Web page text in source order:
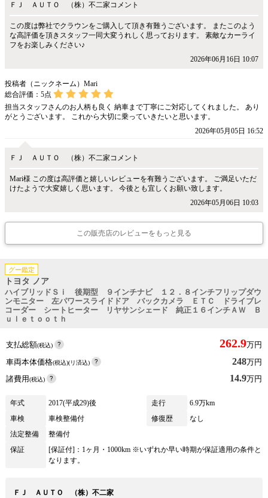
ＦＪ ＡＵＴＯ （株）不二家コメント
この度は弊社でクラウンをご購入して頂き有難うございます。 またこのよう
な高評価を頂きスタッフ一同大変うれしく思っております。 素敵なカーライ
フをお楽しみください♪
2026年06月16日 10:07
投稿者（ニックネーム）Mari
総合評価： 5点
担当スタッフさんのお人柄も良く 納車まで丁寧にご対応してくれました。 あり
がとうございます。 これから大切に乗っていきたいと思います。
2026年05月05日 16:52
ＦＪ ＡＵＴＯ （株）不二家コメント
Mari様 この度は高評価と嬉しいレビューを有難うございます。 ご満足いただ
けたようで大変嬉しく思います。 今後とも宜しくお願い致します。
2026年05月06日 10:03
この販売店のレビューをもっと見る
グー鑑定
トヨタ ノア
ハイブリッドＳｉ 後期型 ９インチナビ １２．８インチフリップダウ
ンモニター 左パワースライドドア バックカメラ ＥＴＣ ドライブレ
コーダー シートヒーター リヤサンシェード 純正１６インチＡＷ Ｂ
ｕｌｅｔｏｏｔｈ
支払総額(税込) 262.9万円
車両本体価格(税込)(リ済込) 248万円
諸費用(税込) 14.9万円
年式 2017(平成29)後 走行
6.9万km
車検
車検整備付 修復歴
なし
法定整備
整備付
保証
[保証付]：1ヶ月・1000km ※いずれか早い時期が保証適用の条件と
なります。
ＦＪ ＡＵＴＯ （株）不二家